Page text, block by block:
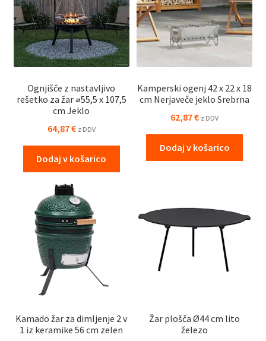
Ognjišče z nastavljivo
rešetko za žar ⌀55,5 x 107,5
cm Jeklo
64,87€ z DDV
Dodaj v košarico
Kamperski ogenj 42 x 22 x 18
cm Nerjaveče jeklo Srebrna
62,87€ z DDV
Dodaj v košarico
Kamado žar za dimljenje 2 v
1 iz keramike 56 cm zelen
Žar plošča Ø44 cm lito
železo